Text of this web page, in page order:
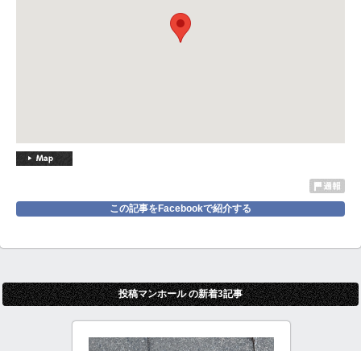
この記事をFacebookで紹介する
投稿マンホール の新着3記事